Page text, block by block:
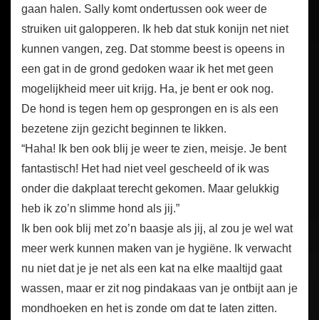
gaan halen. Sally komt ondertussen ook weer de
struiken uit galopperen. Ik heb dat stuk konijn net niet
kunnen vangen, zeg. Dat stomme beest is opeens in
een gat in de grond gedoken waar ik het met geen
mogelijkheid meer uit krijg. Ha, je bent er ook nog.
De hond is tegen hem op gesprongen en is als een
bezetene zijn gezicht beginnen te likken.
“Haha! Ik ben ook blij je weer te zien, meisje. Je bent
fantastisch! Het had niet veel gescheeld of ik was
onder die dakplaat terecht gekomen. Maar gelukkig
heb ik zo’n slimme hond als jij.”
Ik ben ook blij met zo’n baasje als jij, al zou je wel wat
meer werk kunnen maken van je hygiëne. Ik verwacht
nu niet dat je je net als een kat na elke maaltijd gaat
wassen, maar er zit nog pindakaas van je ontbijt aan je
mondhoeken en het is zonde om dat te laten zitten.